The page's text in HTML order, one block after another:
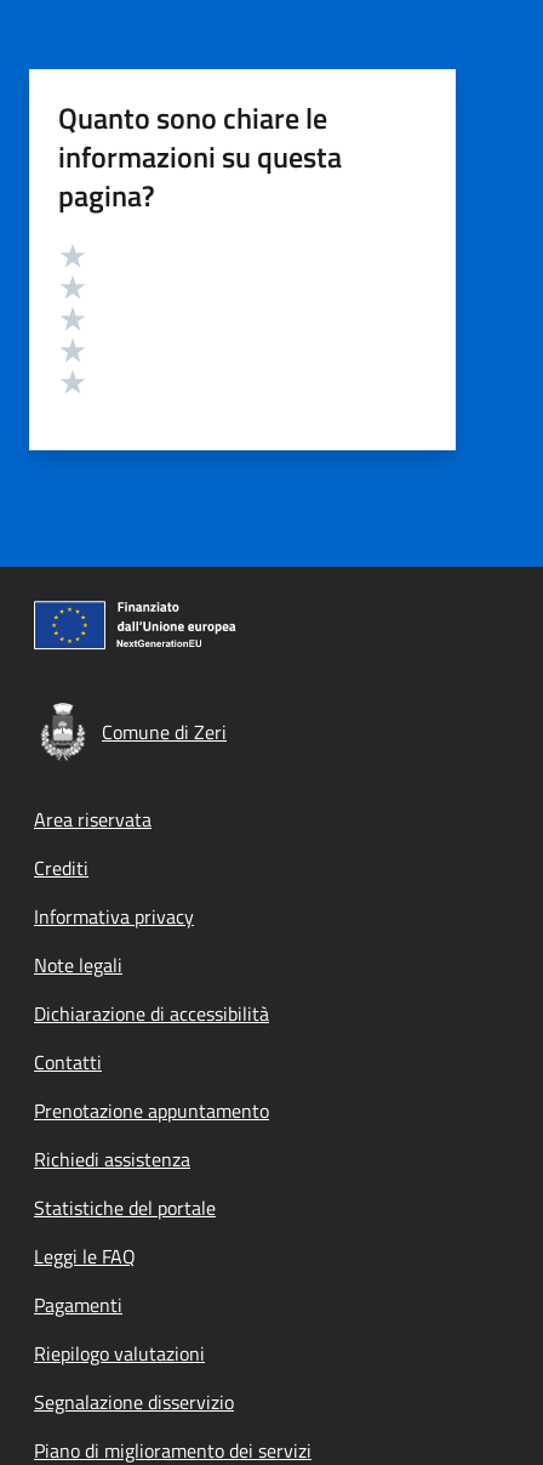
Quanto sono chiare le
informazioni su questa
pagina?
Valutazione
Comune di Zeri
Footer menu
Area riservata
Crediti
Informativa privacy
Note legali
Dichiarazione di accessibilità
Contatti
Prenotazione appuntamento
Richiedi assistenza
Statistiche del portale
Leggi le FAQ
Pagamenti
Riepilogo valutazioni
Segnalazione disservizio
Piano di miglioramento dei servizi